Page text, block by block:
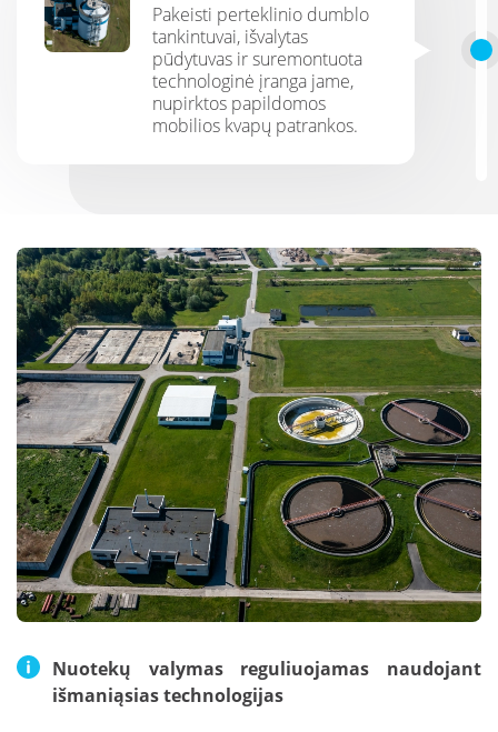
Pakeisti perteklinio dumblo
tankintuvai, išvalytas
pūdytuvas ir suremontuota
technologinė įranga jame,
nupirktos papildomos
mobilios kvapų patrankos.
Nuotekų valymas reguliuojamas naudojant
išmaniąsias technologijas